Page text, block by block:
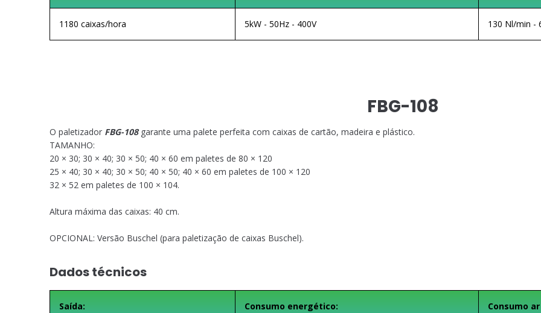
1180 caixas/hora 5kW - 50Hz - 400V 130 Nl/min -
FBG-108
O paletizador FBG-108garante uma palete perfeita com caixas de cartão, madeira e plástico.
TAMANHO:
20 × 30; 30 × 40; 30 × 50; 40 × 60 em paletes de 80 × 120
25 × 40; 30 × 40; 30 × 50; 40 × 50; 40 × 60 em paletes de 100 × 120
32 × 52 em paletes de 100 × 104.
Altura máxima das caixas: 40 cm.
OPCIONAL: Versão Buschel (para paletização de caixas Buschel).
Dados técnicos
Saída: Consumo energético: Consumo